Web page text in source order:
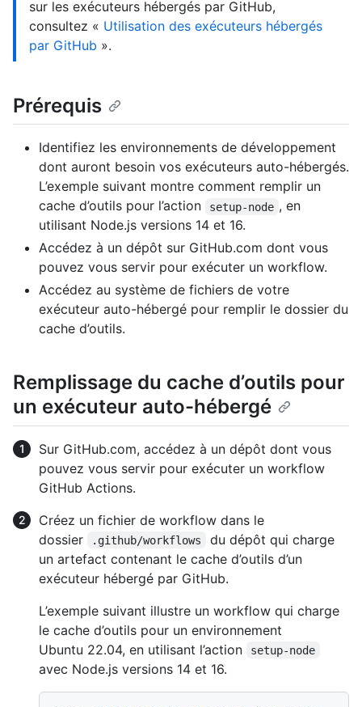
sur les exécuteurs hébergés par GitHub,
consultez « Utilisation des exécuteurs hébergés
par GitHub ».
Prérequis
Identifiez les environnements de développement
dont auront besoin vos exécuteurs auto-hébergés.
L’exemple suivant montre comment remplir un
cache d’outils pour l’action
setup-node , en
utilisant Node.js versions 14 et 16.
Accédez à un dépôt sur GitHub.com dont vous
pouvez vous servir pour exécuter un workflow.
Accédez au système de fichiers de votre
exécuteur auto-hébergé pour remplir le dossier du
cache d’outils.
Remplissage du cache d’outils pour
un exécuteur auto-hébergé
Sur GitHub.com, accédez à un dépôt dont vous
pouvez vous servir pour exécuter un workflow
GitHub Actions.
Créez un fichier de workflow dans le
dossier
.github/workflows
du dépôt qui charge
un artefact contenant le cache d’outils d’un
exécuteur hébergé par GitHub.
L’exemple suivant illustre un workflow qui charge
le cache d’outils pour un environnement
Ubuntu 22.04, en utilisant l’action
setup-node
avec Node.js versions 14 et 16.